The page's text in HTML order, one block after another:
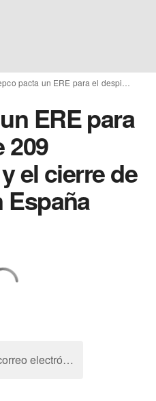
ERE para
209
el cierre de
España
Dirección de correo electrónico